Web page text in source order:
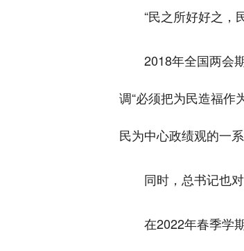
“民之所好好之，
2018年全国两会
调“必须把为民造福作
民为中心政绩观的一
同时，总书记也
在2022年春季学